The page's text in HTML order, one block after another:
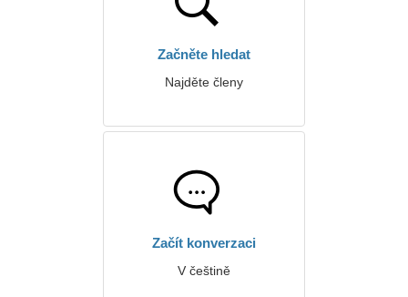
Začněte hledat
Najděte členy
Začít konverzaci
V češtině